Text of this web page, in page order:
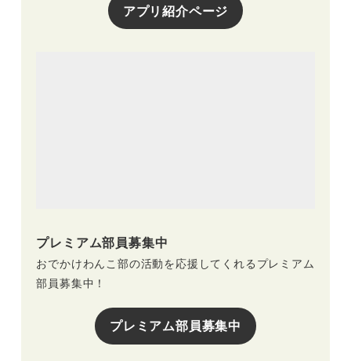
アプリ紹介ページ
プレミアム部員募集中
おでかけわんこ部の活動を応援してくれるプレミアム
部員募集中！
プレミアム部員募集中